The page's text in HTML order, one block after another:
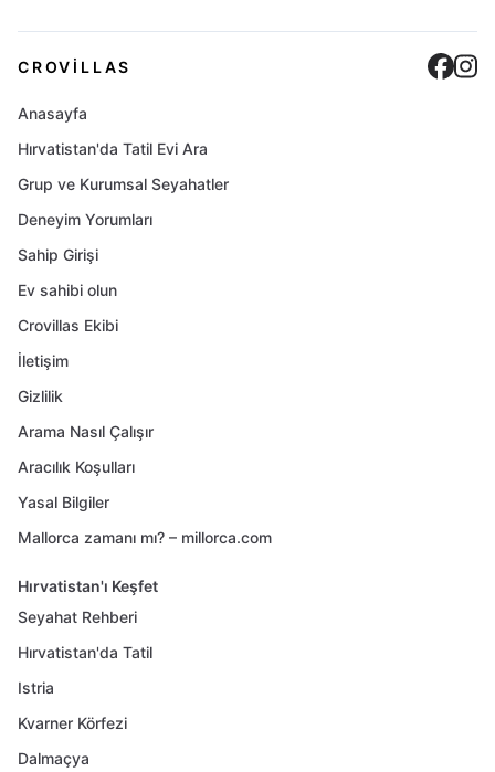
CROVILLAS
Anasayfa
Hırvatistan'da Tatil Evi Ara
Grup ve Kurumsal Seyahatler
Deneyim Yorumları
Sahip Girişi
Ev sahibi olun
Crovillas Ekibi
İletişim
Gizlilik
Arama Nasıl Çalışır
Aracılık Koşulları
Yasal Bilgiler
Mallorca zamanı mı? – millorca.com
Hırvatistan'ı Keşfet
Seyahat Rehberi
Hırvatistan'da Tatil
Istria
Kvarner Körfezi
Dalmaçya